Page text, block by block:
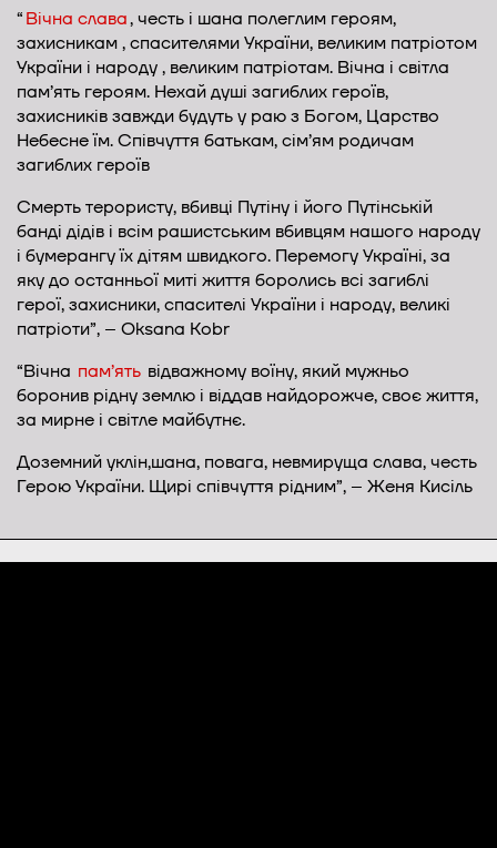
“Вічна слава, честь і шана полеглим героям,
захисникам , спасителями України, великим патріотом
України і народу , великим патріотам. Вічна і світла
пам’ять героям. Нехай душі загиблих героїв,
захисників завжди будуть у раю з Богом, Царство
Небесне їм. Співчуття батькам, сім’ям родичам
загиблих героїв
Смерть терористу, вбивці Путіну і його Путінській
банді дідів і всім рашистським вбивцям нашого народу
і бумерангу їх дітям швидкого. Перемогу Україні, за
яку до останньої миті життя боролись всі загиблі
герої, захисники, спасителі України і народу, великі
патріоти”, – Oksana Kobr
“Вічна пам’ять відважному воїну, який мужньо
боронив рідну землю і віддав найдорожче, своє життя,
за мирне і світле майбутнє.
Доземний уклін,шана, повага, невмируща слава, честь
Герою України. Щирі співчуття рідним”, – Женя Кисіль